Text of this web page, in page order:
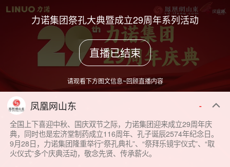
力诺集团祭孔大典暨成立29周年系列活动
直播已结束
请观看下方图文信息~回顾直播内容
凤凰网山东
-
全国上下喜迎中秋、国庆双节之际，力诺集团迎来成立29周年庆
典，同时也是宏济堂制药成立116周年、孔子诞辰2574年纪念日。
9月28日，力诺集团隆重举行“祭孔典礼”、“祭拜乐镜宇仪式”、“取
火仪式”多个庆典活动，敬念先贤、传承薪火。